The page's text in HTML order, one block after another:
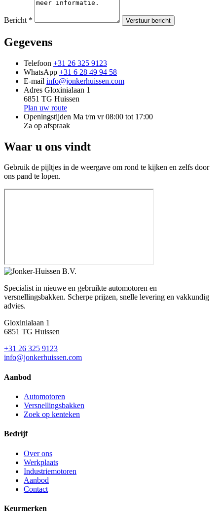
Bericht * Verstuur bericht
Gegevens
Telefoon +31 26 325 9123
WhatsApp +31 6 28 49 94 58
E-mail info@jonkerhuissen.com
Adres Gloxinialaan 1
6851 TG Huissen
Plan uw route
Openingstijden Ma t/m vr 08:00 tot 17:00
Za op afspraak
Waar u ons vindt
Gebruik de pijltjes in de weergave om rond te kijken en zelfs door
ons pand te lopen.
Specialist in nieuwe en gebruikte automotoren en
versnellingsbakken. Scherpe prijzen, snelle levering en vakkundig
advies.
Gloxinialaan 1
6851 TG Huissen
+31 26 325 9123
info@jonkerhuissen.com
Aanbod
Automotoren
Versnellingsbakken
Zoek op kenteken
Bedrijf
Over ons
Werkplaats
Industriemotoren
Aanbod
Contact
Keurmerken